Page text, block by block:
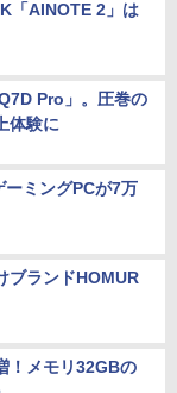
「AINOTE 2」は
Pro」。圧巻の
体験に
ミングPCが7万
ブランドHOMUR
！メモリ32GBの